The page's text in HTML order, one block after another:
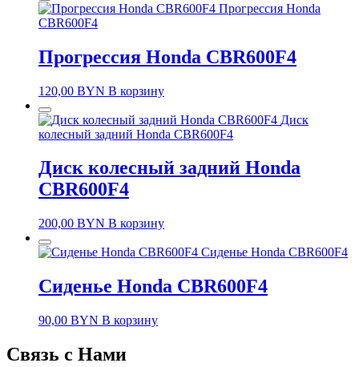
Прогрессия Honda
CBR600F4
Прогрессия Honda CBR600F4
120,00 BYN В корзину
Диск
колесный задний Honda CBR600F4
Диск колесный задний Honda
CBR600F4
200,00 BYN В корзину
Сиденье Honda CBR600F4
Сиденье Honda CBR600F4
90,00 BYN В корзину
Связь с Нами